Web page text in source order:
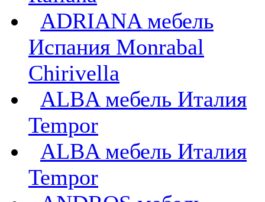
ADRIANA мебель
Испания Monrabal
Chirivella
ALBA мебель Италия
Tempor
ALBA мебель Италия
Tempor